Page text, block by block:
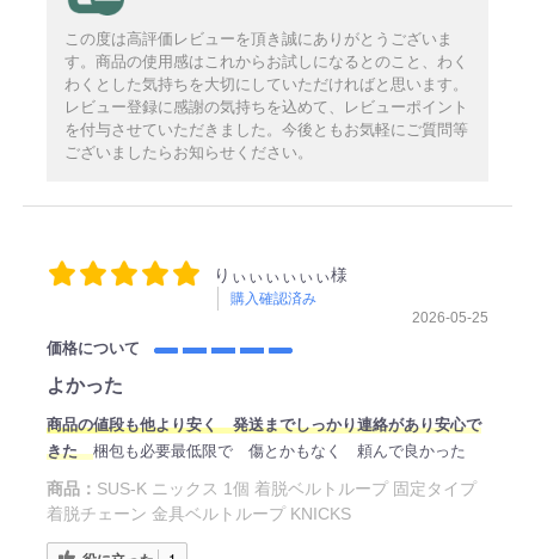
この度は高評価レビューを頂き誠にありがとうございま
す。商品の使用感はこれからお試しになるとのこと、わく
わくとした気持ちを大切にしていただければと思います。
レビュー登録に感謝の気持ちを込めて、レビューポイント
を付与させていただきました。今後ともお気軽にご質問等
ございましたらお知らせください。
りぃぃぃぃぃぃ様
購入確認済み
2026-05-25
価格について
よかった
商品の値段も他より安く 発送までしっかり連絡があり安心で
きた梱包も必要最低限で 傷とかもなく 頼んで良かった
商品： SUS-K ニックス 1個 着脱ベルトループ 固定タイプ
着脱チェーン 金具ベルトループ KNICKS